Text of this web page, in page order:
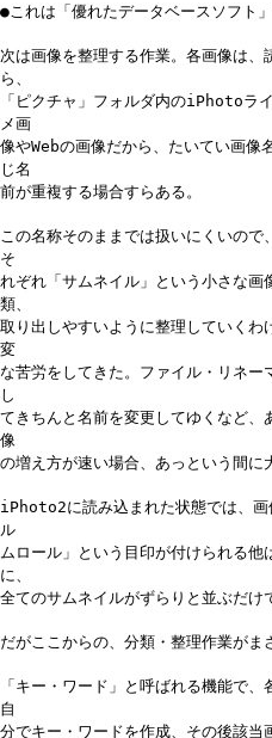
●これは「優れたデータベースソフト」
次は画像を整理する作業。各画像は
ら、
「ピクチャ」フォルダ内のiPhotoラ
メ画
像やWebの画像だから、たいてい画
じ名
前が重複する場合すらある。
この名称そのままでは扱いにくいの
そ
れぞれ「サムネイル」という小さな
類、
取り出しやすいように整理していく
変
な苦労をしてきた。ファイル・リネ
し
てきちんと名前を変更してゆくなど
像
の増え方が速い場合、あっという間に
iPhoto2に読み込まれた状態では、画
ル
ムロール」という目印が付けられる他
に、
全てのサムネイルがずらりと並ぶだけ
だがここからの、分類・整理作業が
「キー・ワード」と呼ばれる機能で
自
分でキー・ワードを作成、その後該